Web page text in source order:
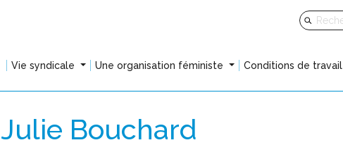
Vie syndicale Une organisation féministe Conditions de travail
Julie Bouchard